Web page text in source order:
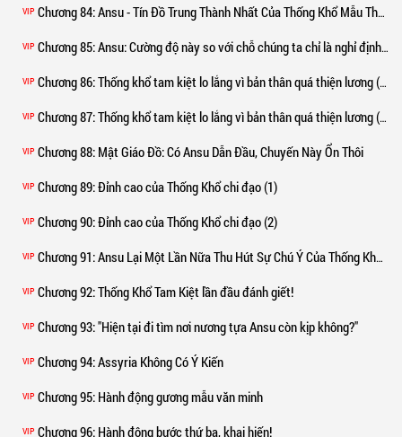
VIP Chương 84: Ansu - Tín Đồ Trung Thành Nhất Của Thống Khổ Mẫu Thần
VIP Chương 85: Ansu: Cường độ này so với chỗ chúng ta chỉ là nghỉ định kỳ
VIP Chương 86: Thống khổ tam kiệt lo lắng vì bản thân quá thiện lương (1)
VIP Chương 87: Thống khổ tam kiệt lo lắng vì bản thân quá thiện lương (2)
VIP Chương 88: Mật Giáo Đồ: Có Ansu Dẫn Đầu, Chuyến Này Ổn Thôi
VIP Chương 89: Đỉnh cao của Thống Khổ chi đạo (1)
VIP Chương 90: Đỉnh cao của Thống Khổ chi đạo (2)
VIP Chương 91: Ansu Lại Một Lần Nữa Thu Hút Sự Chú Ý Của Thống Khổ Mẫu Thần
VIP Chương 92: Thống Khổ Tam Kiệt lần đầu đánh giết!
VIP Chương 93: "Hiện tại đi tìm nơi nương tựa Ansu còn kịp không?"
VIP Chương 94: Assyria Không Có Ý Kiến
VIP Chương 95: Hành động gương mẫu văn minh
VIP Chương 96: Hành động bước thứ ba, khai hiến!